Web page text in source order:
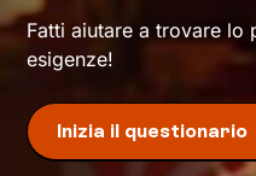
Fatti aiutare a trovare
esigenze!
Inizia il questionario